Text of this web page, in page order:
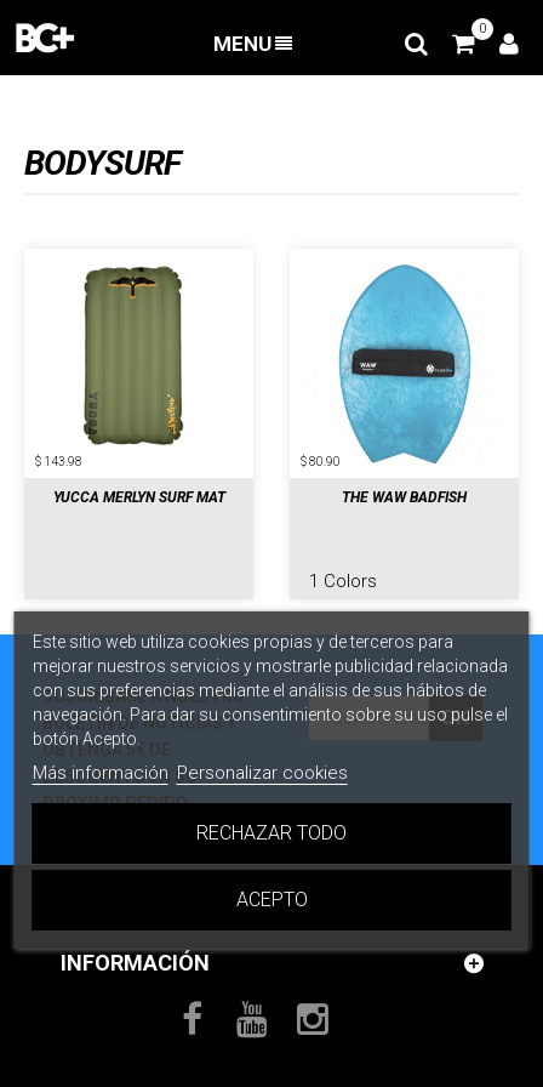
MENU
0
BODYSURF
YUCCA MERLYN SURF MAT
$ 143.98
THE WAW BADFISH
1 Colors
$ 80.90
SUSCRÍBASE A NUESTRO
BOLETÍN DE NOTICIAS Y
OBTENGA 5€ DE
DESCUENTO EN SU
PRÓXIMO PEDIDO.
OK
INFORMACIÓN
Este sitio web utiliza cookies propias y de terceros para
mejorar nuestros servicios y mostrarle publicidad relacionada
con sus preferencias mediante el análisis de sus hábitos de
navegación. Para dar su consentimiento sobre su uso pulse el
botón Acepto.
Más información Personalizar cookies
RECHAZAR TODO
ACEPTO